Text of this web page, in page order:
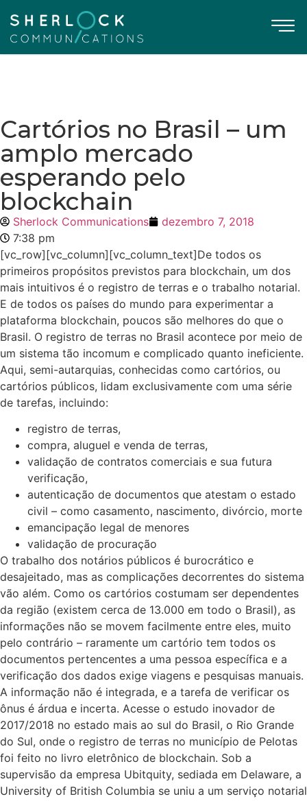
Cartórios no Brasil – um
amplo mercado
esperando pelo
blockchain
Sherlock Communications
dezembro 7, 2018
7:38 pm
[vc_row][vc_column][vc_column_text]De todos os
primeiros propósitos previstos para blockchain, um dos
mais intuitivos é o registro de terras e o trabalho notarial.
E de todos os países do mundo para experimentar a
plataforma blockchain, poucos são melhores do que o
Brasil. O registro de terras no Brasil acontece por meio de
um sistema tão incomum e complicado quanto ineficiente.
Aqui, semi-autarquias, conhecidas como cartórios, ou
cartórios públicos, lidam exclusivamente com uma série
de tarefas, incluindo:
registro de terras,
compra, aluguel e venda de terras,
validação de contratos comerciais e sua futura
verificação,
autenticação de documentos que atestam o estado
civil – como casamento, nascimento, divórcio, morte
emancipação legal de menores
validação de procuração
O trabalho dos notários públicos é burocrático e
desajeitado, mas as complicações decorrentes do sistema
vão além. Como os cartórios costumam ser dependentes
da região (existem cerca de 13.000 em todo o Brasil), as
informações não se movem facilmente entre eles, muito
pelo contrário – raramente um cartório tem todos os
documentos pertencentes a uma pessoa específica e a
verificação dos dados exige viagens e pesquisas manuais.
A informação não é integrada, e a tarefa de verificar os
ônus é árdua e incerta. Acesse o estudo inovador de
2017/2018 no estado mais ao sul do Brasil, o Rio Grande
do Sul, onde o registro de terras no município de Pelotas
foi feito no livro eletrônico de blockchain. Sob a
supervisão da empresa Ubitquity, sediada em Delaware, a
University of British Columbia se uniu a um serviço notarial